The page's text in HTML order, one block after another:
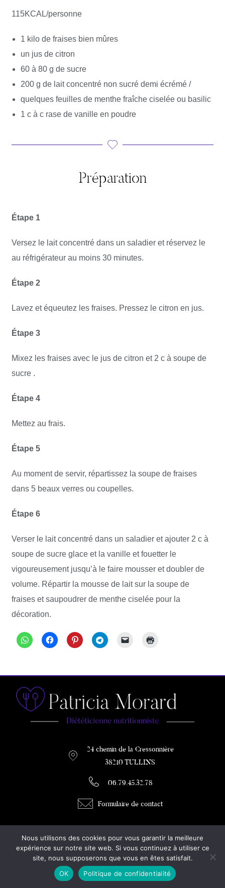
115KCAL/personne
1 kilo de fraises bien mûres
un jus de citron
60 à 80 g de sucre
200 g de lait concentré non sucré demi écrémé /
quelques feuilles de menthe fraîche ciselée ou basilic
1 c à c rase de vanille en poudre
Préparation
Étape 1
Versez le lait concentré dans un saladier et réservez le
au réfrigérateur au moins 30 minutes.
Étape 2
Lavez et équeutez les fraises. Pressez le citron en jus.
Étape 3
Mixez les fraises avec le jus de citron et 2 c à soupe de
sucre .
Étape 4
Mettez au frais.
Étape 5
Au moment de servir, répartissez la soupe de fraises
dans 5 beaux verres ou coupelles.
Étape 6
Verser le lait concentré dans un saladier et ajouter 2 c à
soupe de sucre glace et la vanille et fouetter le
vigoureusement jusqu’à le faire mousser et doubler de
volume. Répartir la mousse de lait sur la soupe de
fraises et saupoudrer de menthe ciselée pour la
décoration.
24 chemin de la Cressonnière
38210 TULLINS
06.79.45.32.78
Formulaire de contact
DIETETICIENNE / COACH MINCEUR
Diététicienne à Tullins
Mentions légalesPlan du site
Nous utilisons des cookies pour vous garantir la meilleure
expérience sur notre site web. Si vous continuez à utiliser ce
site, nous supposerons que vous en êtes satisfait.
OK
Politique de confidentialité